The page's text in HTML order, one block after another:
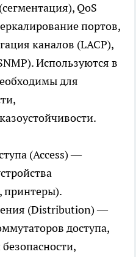
QoS
портов,
каналов (LACP),
Используются в
для
(Access) —
принтеры).
(Distribution) —
доступа,